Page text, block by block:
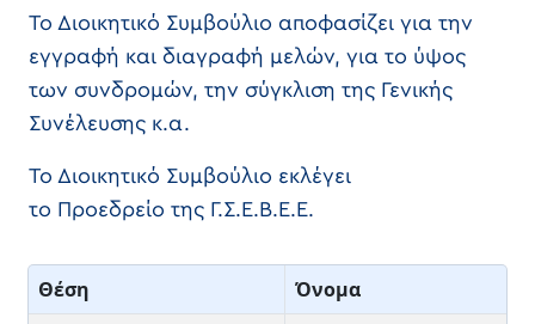
Το Διοικητικό Συμβούλιο αποφασίζει για την
εγγραφή και διαγραφή μελών, για το ύψος
των συνδρομών, την σύγκλιση της Γενικής
Συνέλευσης κ.α.
Το Διοικητικό Συμβούλιο εκλέγει
το Προεδρείο της Γ.Σ.Ε.Β.Ε.Ε.
Θέση
Όνομα